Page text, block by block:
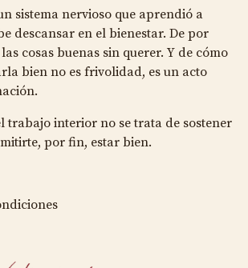
sistema nervioso que aprendió a
descansar en el bienestar. De por
cosas buenas sin querer. Y de cómo
bien no es frivolidad, es un acto
trabajo interior no se trata de sostener
por fin, estar bien.